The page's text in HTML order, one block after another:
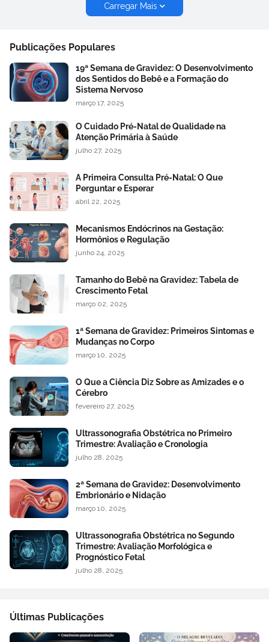
Carregar Mais
Publicações Populares
19ª Semana de Gravidez: O Desenvolvimento
dos Sentidos do Bebê e a Formação do
Sistema Nervoso
março 17, 2025
O Cuidado Pré-Natal de Qualidade na
Atenção Primária à Saúde
julho 27, 2025
A Primeira Consulta Pré-Natal: O Que
Perguntar e Esperar
abril 22, 2025
Mecanismos Endócrinos na Gestação:
Hormônios e Regulação
junho 24, 2025
Tamanho do Bebê na Gravidez: Tabela de
Crescimento Fetal
março 02, 2025
1ª Semana de Gravidez: Primeiros Sintomas e
Mudanças no Corpo
março 10, 2025
O Que a Ciência Diz Sobre as Amizades e o
Cérebro
fevereiro 27, 2025
Ultrassonografia Obstétrica no Primeiro
Trimestre: Avaliação e Cronologia
julho 28, 2025
2ª Semana de Gravidez: Desenvolvimento
Embrionário e Nidação
março 10, 2025
Ultrassonografia Obstétrica no Segundo
Trimestre: Avaliação Morfológica e
Prognóstico Fetal
julho 28, 2025
Últimas Publicações